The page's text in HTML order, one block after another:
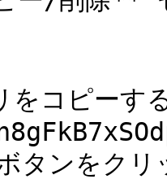
コピーす
ンをクリ